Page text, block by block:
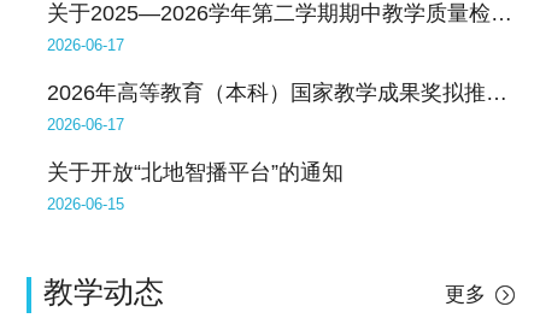
关于2025—2026学年第二学期期中教学质量检查情况的通报
2026-06-17
2026年高等教育（本科）国家教学成果奖拟推荐成果公示
2026-06-17
关于开放“北地智播平台”的通知
2026-06-15
教学动态 更多